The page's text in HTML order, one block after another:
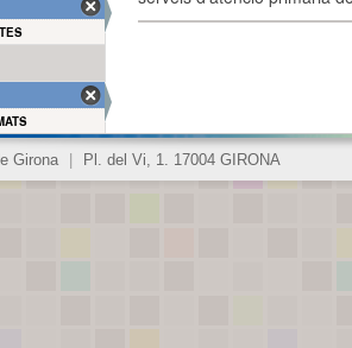
Girona Pl. del Vi, 1. 17004 GIRONA